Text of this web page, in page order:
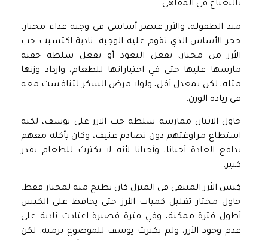
بالنعناع في المقاهي.
منذ الطفولة، والأرز عنصر أساسي في وجبة غذاء مختار،
حجر الأساس الذي تقوم عليه الوجبة. نادية اكتسبت حب
الأرز من مختار، بفعل التعود أو بفعل سلطة خفية
مارسها عليها حتى في اختياراتها للطعام، وازداد وزنها
مثله، لكن بمعدل أقل، ولولا مرض السكر لتنافست معه
في زيادة الوزن.
حاول الاثنان ممارسة سلطة حب الارز على يوسف، لكنه
استطاع مراوغتهم دون تصادم عنيف، وكان يأكله معهم
بدافع العادة أحيانا، وأحيانا لأنه لا يكترث للطعام بقدر
كبير.
كِيس الأرز المتبقي في المنزل كان يطبخ منه لمختار فقط.
حاول مختار تقليل كميات الأرز حتى يحافظ على الكيس
أطول فترة ممكنة، وفي فترة قصيرة اعتادت نادية على
عدم وجود الأرز، ولم يكترث يوسف للموضوع برمته. لكن